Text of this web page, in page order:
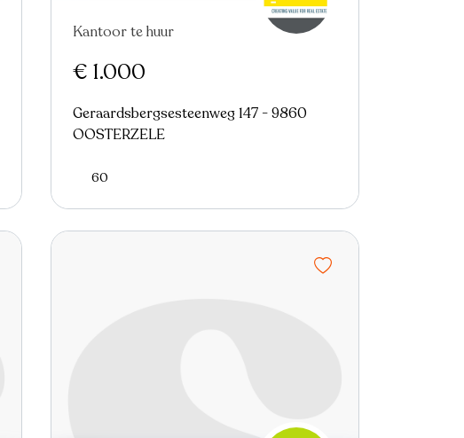
Kantoor te huur
€ 1.000
Geraardsbergsesteenweg 147 - 9860
OOSTERZELE
60